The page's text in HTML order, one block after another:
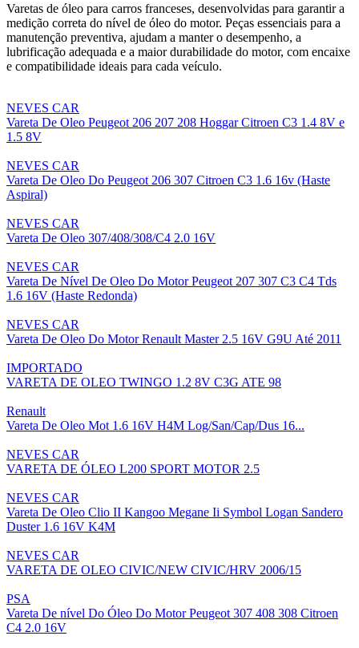
Varetas de óleo para carros franceses, desenvolvidas para garantir a
medição correta do nível de óleo do motor. Peças essenciais para a
manutenção preventiva, ajudam a manter o desempenho, a
lubrificação adequada e a maior durabilidade do motor, com encaixe
e compatibilidade ideais para cada veículo.
NEVES CAR
Vareta De Oleo Peugeot 206 207 208 Hoggar Citroen C3 1.4 8V e
1.5 8V
NEVES CAR
Vareta De Oleo Do Peugeot 206 307 Citroen C3 1.6 16v (Haste
Aspiral)
NEVES CAR
Vareta De Oleo 307/408/308/C4 2.0 16V
NEVES CAR
Vareta De Nível De Oleo Do Motor Peugeot 207 307 C3 C4 Tds
1.6 16V (Haste Redonda)
NEVES CAR
Vareta De Oleo Do Motor Renault Master 2.5 16V G9U Até 2011
IMPORTADO
VARETA DE OLEO TWINGO 1.2 8V C3G ATE 98
Renault
Vareta De Oleo Mot 1.6 16V H4M Log/San/Cap/Dus 16...
NEVES CAR
VARETA DE ÓLEO L200 SPORT MOTOR 2.5
NEVES CAR
Vareta De Oleo Clio II Kangoo Megane Ii Symbol Logan Sandero
Duster 1.6 16V K4M
NEVES CAR
VARETA DE OLEO CIVIC/NEW CIVIC/HRV 2006/15
PSA
Vareta De nível Do Óleo Do Motor Peugeot 307 408 308 Citroen
C4 2.0 16V